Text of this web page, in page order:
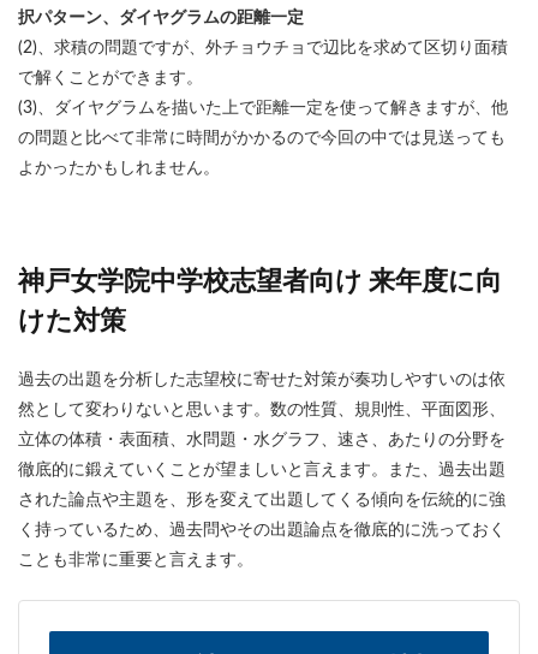
択パターン、ダイヤグラムの距離一定
(2)、求積の問題ですが、外チョウチョで辺比を求めて区切り面積
で解くことができます。
(3)、ダイヤグラムを描いた上で距離一定を使って解きますが、他
の問題と比べて非常に時間がかかるので今回の中では見送っても
よかったかもしれません。
神戸女学院中学校志望者向け 来年度に向
けた対策
過去の出題を分析した志望校に寄せた対策が奏功しやすいのは依
然として変わりないと思います。数の性質、規則性、平面図形、
立体の体積・表面積、水問題・水グラフ、速さ、あたりの分野を
徹底的に鍛えていくことが望ましいと言えます。また、過去出題
された論点や主題を、形を変えて出題してくる傾向を伝統的に強
く持っているため、過去問やその出題論点を徹底的に洗っておく
ことも非常に重要と言えます。